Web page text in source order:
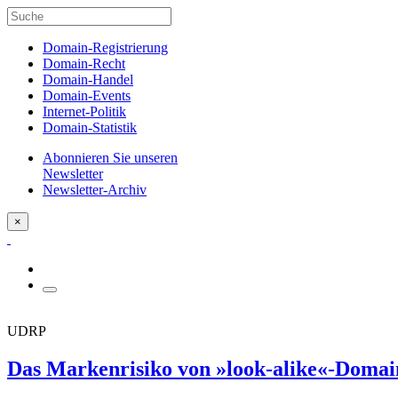
Domain-Registrierung
Domain-Recht
Domain-Handel
Domain-Events
Internet-Politik
Domain-Statistik
Abonnieren Sie unseren
Newsletter
Newsletter-Archiv
×
UDRP
Das Markenrisiko von »look-alike«-